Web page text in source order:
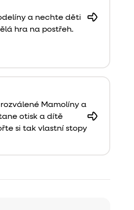
děti
hra na postřeh.
Mamolíny a
otisk a dítě
si tak vlastní stopy